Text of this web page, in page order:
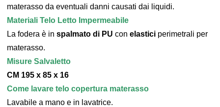
materasso da eventuali danni causati dai liquidi.
Materiali Telo Letto Impermeabile
La fodera è in spalmato di PU con elastici perimetrali per
materasso.
Misure Salvaletto
CM 195 x 85 x 16
Come lavare telo copertura materasso
Lavabile a mano e in lavatrice.